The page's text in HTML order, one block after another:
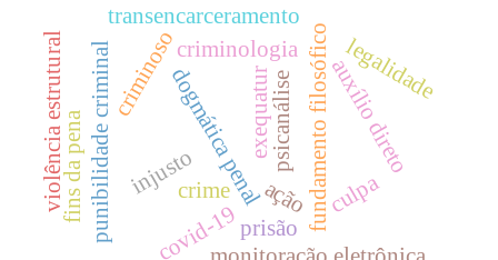
ação
crime
dogmática penal fundamento filosófico
criminologia
criminoso psicanálise
injusto culpa
transencarceramento
punibilidade criminal
fins da pena auxílio direto
exequatur legalidade
violência estrutural
prisão
covid-19